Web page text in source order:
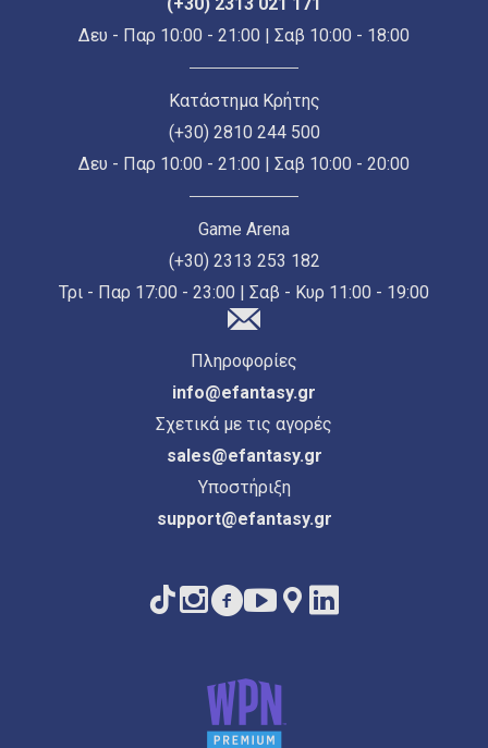
(+30) 2313 021 171
Δευ - Παρ 10:00 - 21:00 | Σαβ 10:00 - 18:00
Κατάστημα Κρήτης
(+30) 2810 244 500
Δευ - Παρ 10:00 - 21:00 | Σαβ 10:00 - 20:00
Game Arena
(+30) 2313 253 182
Τρι - Παρ 17:00 - 23:00 | Σαβ - Κυρ 11:00 - 19:00
Πληροφορίες
info@efantasy.gr
Σχετικά με τις αγορές
sales@efantasy.gr
Υποστήριξη
support@efantasy.gr